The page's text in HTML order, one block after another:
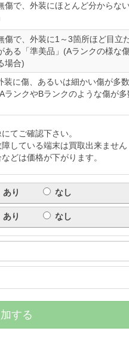
傷で、外装にほとんど分からな
傷で、外装に1～3箇所ほど目立
ある「準美品」(Aランクの様な
場合)
装に傷、あるいは細かい傷が多
ランクやBランクのような傷が
てご確認下さい。
している端末は買取出来ません
どは価格が下がります。
あり なし
あり なし
する